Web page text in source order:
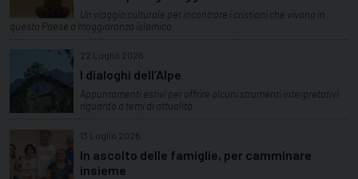
Un viaggio culturale per incontrare i cristiani che vivono in
questo Paese a maggioranza islamica
22 Luglio 2026
I dialoghi dell’Alpe
Appuntamenti estivi per offrire alcuni strumenti interpretativi
riguardo a temi di attualità
13 Luglio 2026
In ascolto delle famiglie, per camminare
insieme